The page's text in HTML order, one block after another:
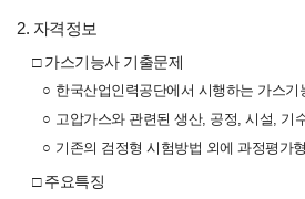
2. 자격정보
□ 가스기능사 기출문제
○ 한국산업인력공단에서 시행하는 가스
○ 고압가스와 관련된 생산, 공정, 시설, 기
○ 기존의 검정형 시험방법 외에 과정평가
□ 주요특징